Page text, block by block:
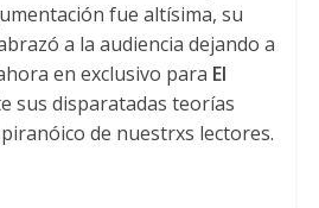
fue altísima, su
a la audiencia dejando a
en exclusivo para El
sus disparatadas teorías
de nuestrxs lectores.